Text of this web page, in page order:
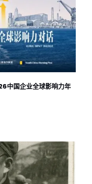
中国企业全球影响力年